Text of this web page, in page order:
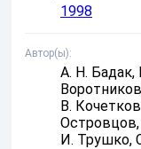
1998
Автор(ы)
А. Н. Бадак,
В.
Островцов,
И. Трушко,